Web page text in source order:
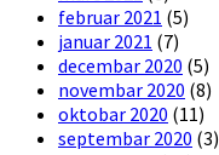
februar 2021 (5)
januar 2021 (7)
decembar 2020 (5)
novembar 2020 (8)
oktobar 2020 (11)
septembar 2020 (3)